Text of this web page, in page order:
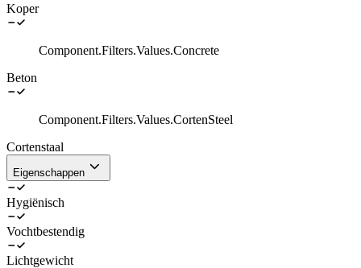
Koper
Component.Filters.Values.Concrete
Beton
Component.Filters.Values.CortenSteel
Cortenstaal
Eigenschappen
Hygiënisch
Vochtbestendig
Lichtgewicht